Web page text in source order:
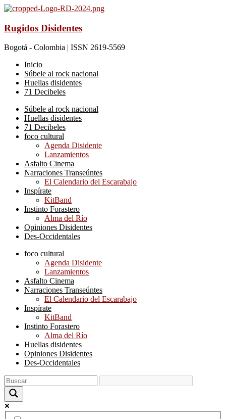
Rugidos Disidentes
Bogotá - Colombia | ISSN 2619-5569
Inicio
Súbele al rock nacional
Huellas disidentes
71 Decibeles
Súbele al rock nacional
Huellas disidentes
71 Decibeles
foco cultural
Agenda Disidente
Lanzamientos
Asfalto Cinema
Narraciones Transeúntes
El Calendario del Escarabajo
Inspírate
KitBand
Instinto Forastero
Alma del Río
Opiniones Disidentes
Des-Occidentales
foco cultural
Agenda Disidente
Lanzamientos
Asfalto Cinema
Narraciones Transeúntes
El Calendario del Escarabajo
Inspírate
KitBand
Instinto Forastero
Alma del Río
Huellas disidentes
Opiniones Disidentes
Des-Occidentales